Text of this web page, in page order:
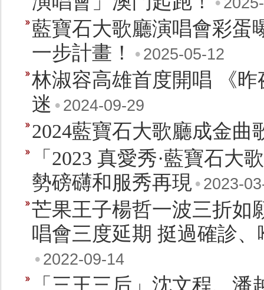
藍寶石大歌廳演唱會彩蛋
一步計畫！
• 2025-05-12
林淑容高雄首度開唱 《
迷 • 2024-09-29
2024藍寶石大歌廳成金曲
「2023 真愛秀·藍寶石
勢磅礴和服秀再現 • 2023-
芒果王子楊哲一波三折如
唱會三度延期 挺過確診
• 2022-09-14
「三王三后」沈文程、